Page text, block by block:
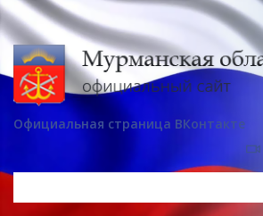
Официальная страница ВКонтакте